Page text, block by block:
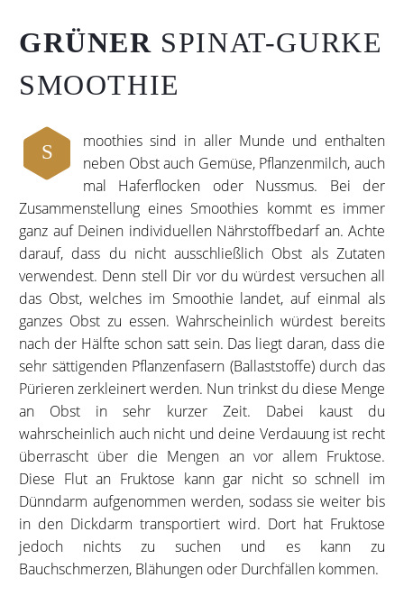
GRÜNER SPINAT-GURKE
SMOOTHIE
S
moothies sind in aller Munde und enthalten
neben Obst auch Gemüse, Pflanzenmilch, auch
mal Haferflocken oder Nussmus. Bei der
Zusammenstellung eines Smoothies kommt es immer
ganz auf Deinen individuellen Nährstoffbedarf an. Achte
darauf, dass du nicht ausschließlich Obst als Zutaten
verwendest. Denn stell Dir vor du würdest versuchen all
das Obst, welches im Smoothie landet, auf einmal als
ganzes Obst zu essen. Wahrscheinlich würdest bereits
nach der Hälfte schon satt sein. Das liegt daran, dass die
sehr sättigenden Pflanzenfasern (Ballaststoffe) durch das
Pürieren zerkleinert werden. Nun trinkst du diese Menge
an Obst in sehr kurzer Zeit. Dabei kaust du
wahrscheinlich auch nicht und deine Verdauung ist recht
überrascht über die Mengen an vor allem Fruktose.
Diese Flut an Fruktose kann gar nicht so schnell im
Dünndarm aufgenommen werden, sodass sie weiter bis
in den Dickdarm transportiert wird. Dort hat Fruktose
jedoch nichts zu suchen und es kann zu
Bauchschmerzen, Blähungen oder Durchfällen kommen.